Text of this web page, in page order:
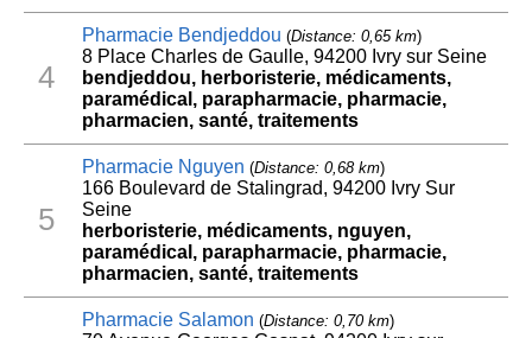
4
Pharmacie Bendjeddou (Distance: 0,65 km)
8 Place Charles de Gaulle, 94200 Ivry sur Seine
bendjeddou, herboristerie, médicaments,
paramédical, parapharmacie, pharmacie,
pharmacien, santé, traitements
5
Pharmacie Nguyen (Distance: 0,68 km)
166 Boulevard de Stalingrad, 94200 Ivry Sur
Seine
herboristerie, médicaments, nguyen,
paramédical, parapharmacie, pharmacie,
pharmacien, santé, traitements
Pharmacie Salamon (Distance: 0,70 km)